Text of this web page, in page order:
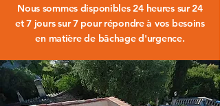
Nous sommes disponibles 24 heures sur 24
et 7 jours sur 7 pour répondre à vos besoins
en matière de bâchage d'urgence.